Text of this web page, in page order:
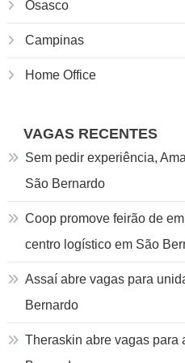
Osasco
Campinas
Home Office
VAGAS RECENTES
Sem pedir experiência,
São Bernardo
Coop promove feirão de
centro logístico em São
Assaí abre vagas para
Bernardo
Theraskin abre vagas para